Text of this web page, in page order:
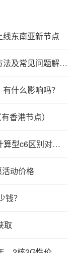
东南亚新节点
阿里云服务器地域可用区分布、选择方法及常见问题解答（长期更新）
什么影响吗？
香港节点）
阿里云4核8G服务器ECS共享型s6和计算型c6区别对比及选择方法
动价格
？
取